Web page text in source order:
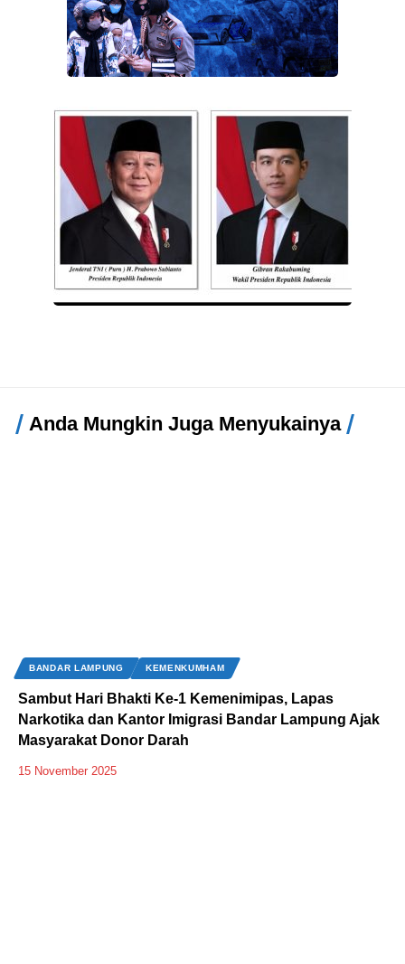
Anda Mungkin Juga Menyukainya
BANDAR LAMPUNG KEMENKUMHAM
Sambut Hari Bhakti Ke-1 Kemenimipas, Lapas
Narkotika dan Kantor Imigrasi Bandar Lampung Ajak
Masyarakat Donor Darah
15 November 2025